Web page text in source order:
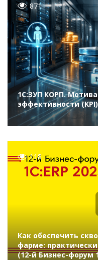
871
1С:ЗУП КОРП.
эффективности
118
Как обеспечить
фарме:
(12-й Бизнес-форум